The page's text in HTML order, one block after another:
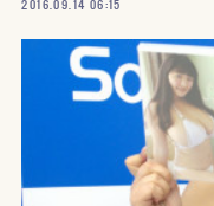
2016.09.14 06:15